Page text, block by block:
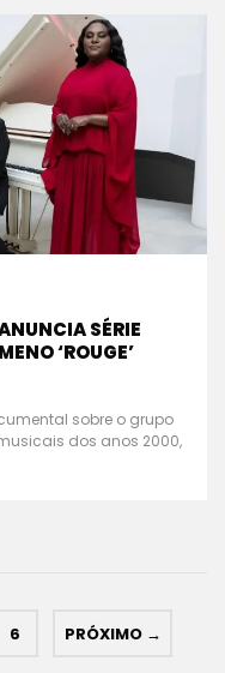
SÉRIE
‘ROUGE’
sobre o grupo
dos anos 2000,
6 PRÓXIMO →